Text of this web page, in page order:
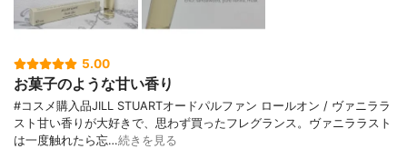
5.00
お菓子のような甘い香り
#コスメ購入品JILL STUARTオードパルファン ロールオン / ヴァニララ
スト甘い香りが大好きで、思わず買ったフレグランス。ヴァニララスト
は一度触れたら忘…続きを見る